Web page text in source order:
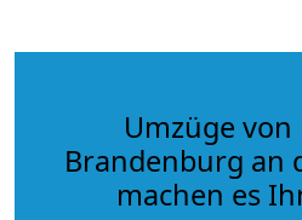
Umzüge von
Brandenburg an
machen es